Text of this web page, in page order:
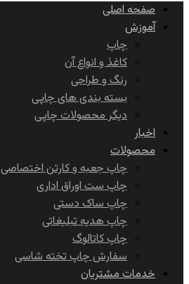
صفحه اصلی
آموزش
چاپ
کاغذ و انواع آن
رنگ و طراحی
بسته بندی های چاپی
دیگر محصولات چاپی
اخبار
محصولات
چاپ جعبه و کارتن اختصاصی
چاپ ست اوراق اداری
چاپ ساک دستی
چاپ هدیه تبلیغاتی
چاپ کاتالوگ
سفارش چاپ تخته شاسی
خدمات مشتریان